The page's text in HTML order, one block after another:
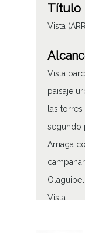
Título
Vista
Vista
paisaje
las
segundo
Arriaga
Olaguibel
Vista